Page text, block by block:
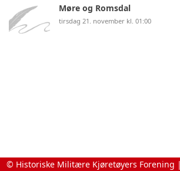
Møre og Romsdal
tirsdag 21. november kl. 01:00
© Historiske Militære Kjøretøyers Forening